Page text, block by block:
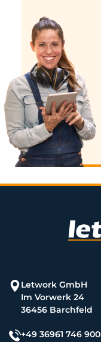
Letwork GmbH
Im Vorwerk 24
36456 Barchfeld
+49 36961 746 900